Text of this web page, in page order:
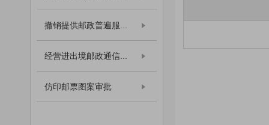
撤销提供邮政普遍服...
经营进出境邮政通信...
仿印邮票图案审批